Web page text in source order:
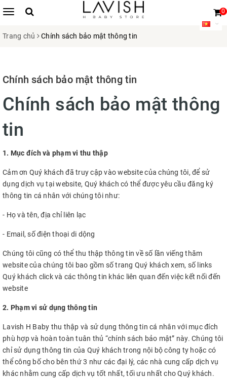
0
Trang chủ Chính sách bảo mật thông tin
Chính sách bảo mật thông tin
Chính sách bảo mật thông
tin
1. Mục đích và phạm vi thu thập
Cảm ơn Quý khách đã truy cập vào website của chúng tôi, để sử
dụng dịch vụ tại website, Quý khách có thể được yêu cầu đăng ký
thông tin cá nhân với chúng tôi như:
- Họ và tên, địa chỉ liên lạc
- Email, số điện thoại di dộng
Chúng tôi cũng có thể thu thập thông tin về số lần viếng thăm
website của chúng tôi bao gồm số trang Quý khách xem, số links
Quý khách click và các thông tin khác liên quan đến việc kết nối đến
website
2. Phạm vi sử dụng thông tin
Lavish H Baby thu thập và sử dụng thông tin cá nhân với mục đích
phù hợp và hoàn toàn tuân thủ “chính sách bảo mật” này. Chúng tôi
chỉ sử dụng thông tin của Quý khách trong nội bộ công ty hoặc có
thể công bố cho bên thứ 3 như các đại lý, các nhà cung cấp dịch vụ
khác nhằm cung cấp dịch vụ tốt nhất, tối ưu nhất cho Quý khách.